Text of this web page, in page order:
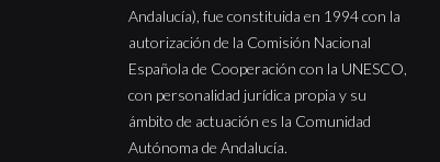
Andalucía), fue constituida en 1994 con la
autorización de la Comisión Nacional
Española de Cooperación con la UNESCO,
con personalidad jurídica propia y su
ámbito de actuación es la Comunidad
Autónoma de Andalucía.